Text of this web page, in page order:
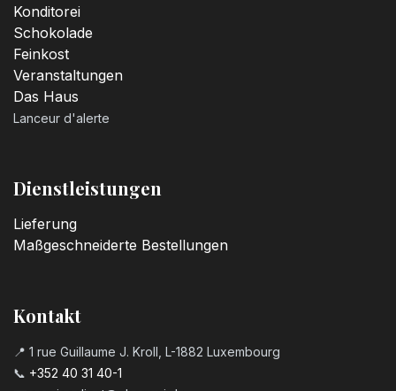
Konditorei
Schokolade
Feinkost
Veranstaltungen
Das Haus
Lanceur d'alerte
Dienstleistungen
Lieferung
Maßgeschneiderte Bestellungen
Kontakt
📍 1 rue Guillaume J. Kroll, L-1882 Luxembourg
📞 +352 40 31 40-1